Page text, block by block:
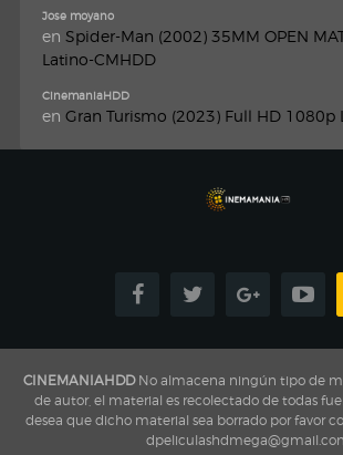
Jose moyano
en Spider-Man (2002) 35MM OPEN
Latino-CMHDD
CinemaniaHDD
en Gran Turismo (2023) Full HD 1080p
CINEMANIAHDDNo almacena ningún tipo de
de autor, el material es recolectado de todas
desea que dicho material sea borrado por favor